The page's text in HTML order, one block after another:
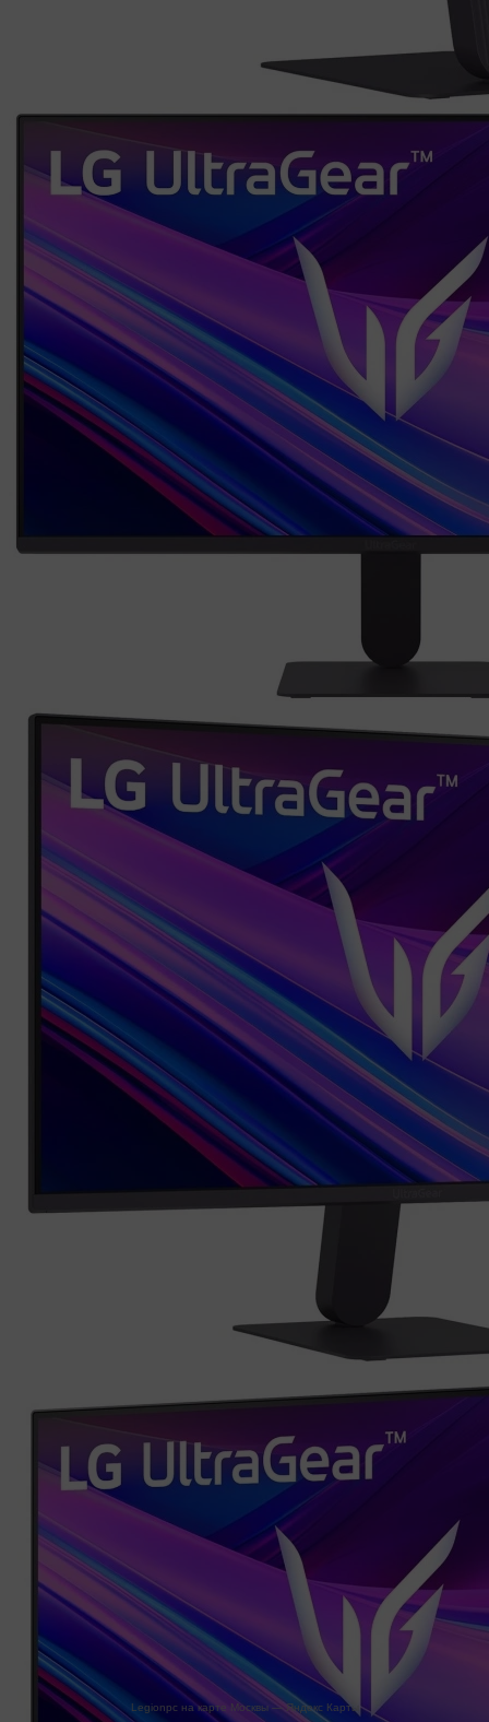
Legionpc на карте Москвы — Яндекс Карты